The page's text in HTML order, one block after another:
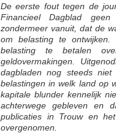
De eerste fout tegen de
Financieel Dagblad
zondermeer vanuit, dat de
om belasting te ontwijken.
belasting te betalen
geldovermakingen.
dagbladen nog steeds
belastingen in welk land op
kapitale blunder kennelijk
achterwege gebleven en
publicaties in Trouw en
overgenomen.